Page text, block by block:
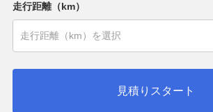
走行距離（km）
見積りスタート